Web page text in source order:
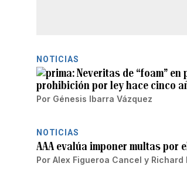
NOTICIAS
Neveritas de “foam”
prohibición por ley hace cinco
Por Génesis Ibarra Vázquez
NOTICIAS
AAA evalúa imponer multas por
Por Alex Figueroa Cancel y Richard